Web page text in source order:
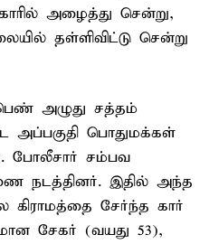
அழைத்து சென்று,
தள்ளிவிட்டு சென்று
அழுது சத்தம்
பொதுமக்கள்
போலீசார் சம்பவ
நடத்தினர். இதில் அந்த
சேர்ந்த கார்
சேகர் (வயது 53),